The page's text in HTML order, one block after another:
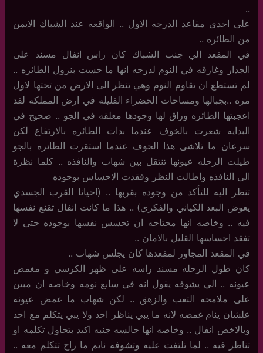
..
على احدى مقاعد الدرجه الاول .. الواقعه عند الشباك الايمن
من الطائره ..
في المقعد الي جنب الشباك كان راس انفال مسند على
الجدار وغارقه في النوم لدرجه انها ما حست بنزول الطائره ..
لم تستطع ان تقاوم النوم وهي تنظر الى الارض من تحتها لاول
مره ..بجبالها ومساحات الخضراء القليله في ارض المملكه لقد
اعجبتها الطائره وراق لها وجودها معلقه في الجو .. صحيح في
البدايه شعرت بالخوف عندما بدات الطائره بالارتفاع لكن
سرعان ما تلاشى هذا الخوف عندما استقرت الطائره بالجو
طيلت الرحله عيونها تنتقل بين شهاب والنافذه .. كلما نظرة
الى النافذه واطالت النظر وفقدت الاحساس بوجوده
تنظر اليه للتأكد من وجوده بقربها .. (احيانا القرب الجسدي
يعوض البعد الكياني والفكري) .. هذا ما كانت انفال تقنع نفسها
فيه .. وخاصه انها محتاجه ان تحسس نفسها بوجوده حتى لا
تفقد احساسها القليل بالامان ..
في المقعد المجاور لمقعدها كان يجلس شهاب ..
كان طول الرحله مسند راسه على ظهر الكرسي و مغمض
عيونه .. الي يشوفه يقول انه في سابع نومه وخاصه ان مبين
على ملامحه التعب والزهق .. لكن شهاب ما غمض عيونه
علشان ينام غمضه لانه ما يبي يناظر احد ولا يبي يتكلم مع احد
وبالاخص انفال .. وخاصه انها جالسه جنبه اكيد بتحاول تكلمه او
تناظر فيه .. لما تلتفت عليه وتشوفه نايم ما راح تتكلم معه ..